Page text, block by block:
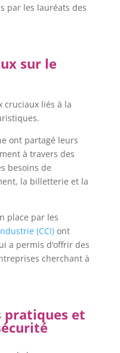
par les lauréats des
sur le
cruciaux liés à la
ont partagé leurs
à travers des
besoins de
la billetterie et la
place par les
(CCI) ont
a permis d’offrir des
cherchant à
pratiques et